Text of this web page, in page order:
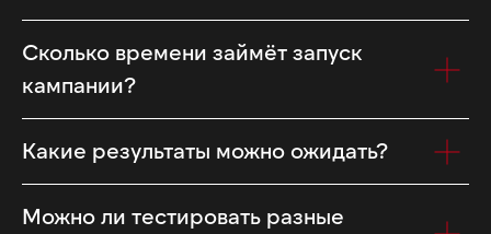
Сколько времени займёт запуск
кампании?
Какие результаты можно ожидать?
Можно ли тестировать разные